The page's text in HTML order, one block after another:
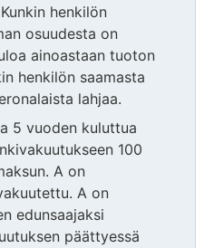
henkilön
osuudesta on
ainoastaan tuoton
henkilön saamasta
lahjaa.
5 vuoden kuluttua
100
A on
A on
edunsaajaksi
päättyessä